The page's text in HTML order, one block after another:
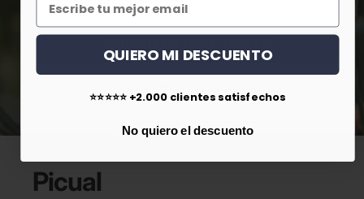
Picual
QUIERO MI DESCUENTO
⭐⭐⭐⭐⭐ +2.000 clientes satisfechos
No quiero el descuento